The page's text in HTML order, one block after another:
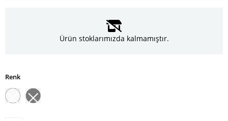
Ürün stoklarımızda kalmamıştır.
Renk